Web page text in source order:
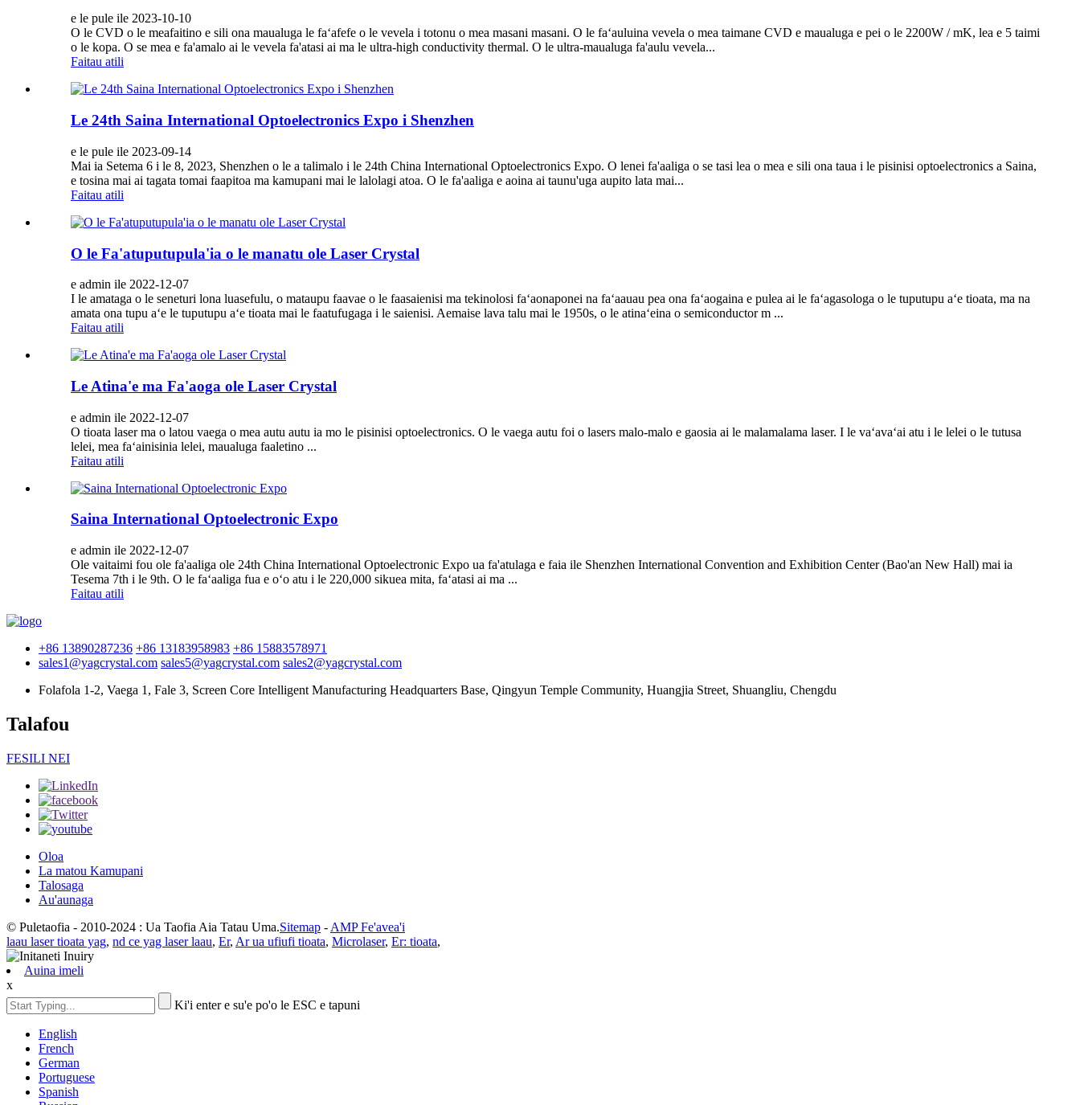
e le pule ile 2023-10-10
O le CVD o le meafaitino e sili ona maualuga le faʻafefe o le vevela i totonu o mea masani masani. O le faʻauluina vevela o mea taimane CVD e maualuga e pei o le 2200W / mK, lea e 5 taimi
o le kopa. O se mea e fa'amalo ai le vevela fa'atasi ai ma le ultra-high conductivity thermal. O le ultra-maualuga fa'aulu vevela...
Faitau atili
Le 24th Saina International Optoelectronics Expo i Shenzhen
e le pule ile 2023-09-14
Mai ia Setema 6 i le 8, 2023, Shenzhen o le a talimalo i le 24th China International Optoelectronics Expo. O lenei fa'aaliga o se tasi lea o mea e sili ona taua i le pisinisi optoelectronics a Saina,
e tosina mai ai tagata tomai faapitoa ma kamupani mai le lalolagi atoa. O le fa'aaliga e aoina ai taunu'uga aupito lata mai...
Faitau atili
O le Fa'atuputupula'ia o le manatu ole Laser Crystal
e admin ile 2022-12-07
I le amataga o le seneturi lona luasefulu, o mataupu faavae o le faasaienisi ma tekinolosi faʻaonaponei na faʻaauau pea ona faʻaogaina e pulea ai le faʻagasologa o le tuputupu aʻe tioata, ma na
amata ona tupu aʻe le tuputupu aʻe tioata mai le faatufugaga i le saienisi. Aemaise lava talu mai le 1950s, o le atinaʻeina o semiconductor m ...
Faitau atili
Le Atina'e ma Fa'aoga ole Laser Crystal
e admin ile 2022-12-07
O tioata laser ma o latou vaega o mea autu autu ia mo le pisinisi optoelectronics. O le vaega autu foi o lasers malo-malo e gaosia ai le malamalama laser. I le vaʻavaʻai atu i le lelei o le tutusa
lelei, mea faʻainisinia lelei, maualuga faaletino ...
Faitau atili
Saina International Optoelectronic Expo
e admin ile 2022-12-07
Ole vaitaimi fou ole fa'aaliga ole 24th China International Optoelectronic Expo ua fa'atulaga e faia ile Shenzhen International Convention and Exhibition Center (Bao'an New Hall) mai ia
Tesema 7th i le 9th. O le faʻaaliga fua e oʻo atu i le 220,000 sikuea mita, faʻatasi ai ma ...
Faitau atili
+86 13890287236 +86 13183958983 +86 15883578971
sales1@yagcrystal.com sales5@yagcrystal.com sales2@yagcrystal.com
Folafola 1-2, Vaega 1, Fale 3, Screen Core Intelligent Manufacturing Headquarters Base, Qingyun Temple Community, Huangjia Street, Shuangliu, Chengdu
Talafou
FESILI NEI
Oloa
La matou Kamupani
Talosaga
Au'aunaga
© Puletaofia - 2010-2024 : Ua Taofia Aia Tatau Uma.Sitemap - AMP Fe'avea'i
laau laser tioata yag, nd ce yag laser laau, Er, Ar ua ufiufi tioata, Microlaser, Er: tioata,
Auina imeli
x
Ki'i enter e su'e po'o le ESC e tapuni
English
French
German
Portuguese
Spanish